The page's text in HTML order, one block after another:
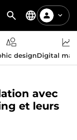
designDigital
avec
et leurs